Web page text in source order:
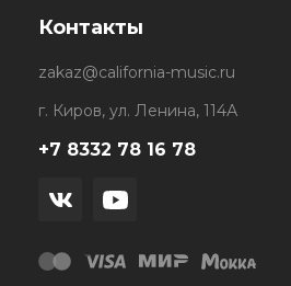
Контакты
zakaz@california-music.ru
г. Киров, ул. Ленина, 114А
+7 8332 78 16 78